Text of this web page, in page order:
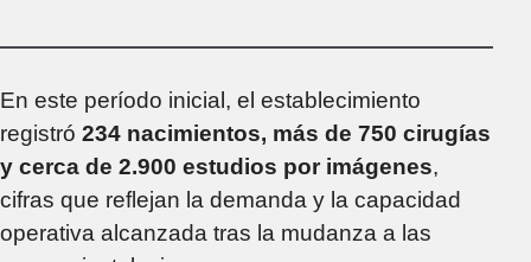
En este período inicial, el establecimiento
registró 234 nacimientos, más de 750 cirugías
y cerca de 2.900 estudios por imágenes,
cifras que reflejan la demanda y la capacidad
operativa alcanzada tras la mudanza a las